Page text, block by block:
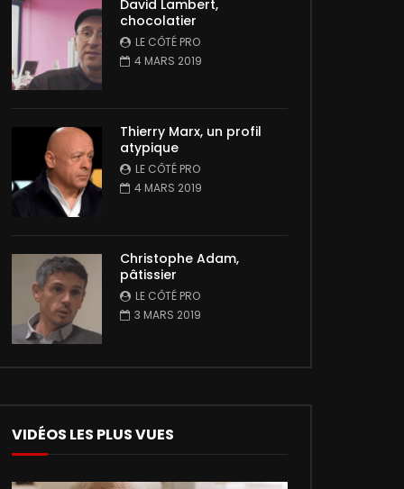
David Lambert,
chocolatier
LE CÔTÉ PRO
4 MARS 2019
Thierry Marx, un profil
atypique
LE CÔTÉ PRO
4 MARS 2019
Christophe Adam,
pâtissier
LE CÔTÉ PRO
3 MARS 2019
VIDÉOS LES PLUS VUES